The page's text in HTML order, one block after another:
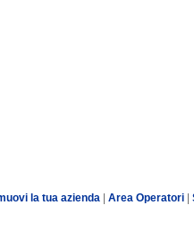
la tua azienda Area Operatori